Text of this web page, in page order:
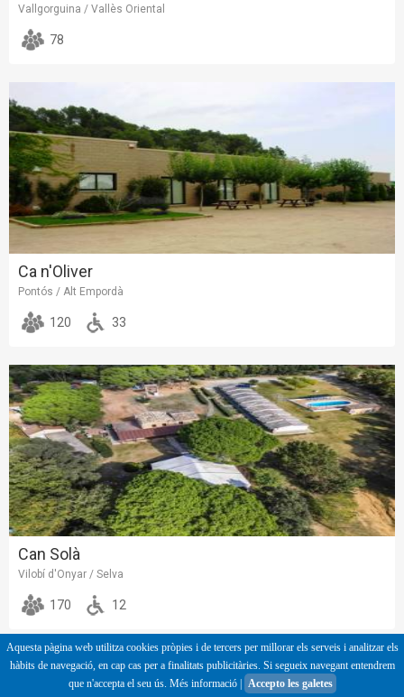
Vallgorguina / Vallès Oriental
78
Ca n'Oliver
Pontós / Alt Empordà
120 33
Can Solà
Vilobí d'Onyar / Selva
170 12
Aquesta pàgina web utilitza cookies pròpies i de tercers per millorar els serveis i analitzar els
hàbits de navegació, en cap cas per a finalitats publicitàries. Si segueix navegant entendrem
que n'accepta el seu ús. Més informació| Accepto les galetes